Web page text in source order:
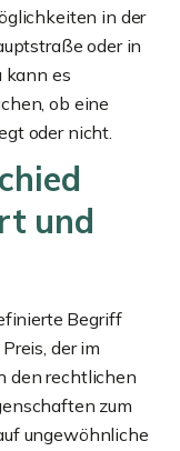
in der
oder in
kann es
ob eine
oder nicht.
und
Begriff
der im
den rechtlichen
zum
ungewöhnliche